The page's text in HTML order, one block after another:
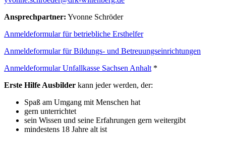
Ansprechpartner: Yvonne Schröder
Anmeldeformular für betriebliche Ersthelfer
Anmeldeformular für Bildungs- und Betreuungseinrichtungen
Anmeldeformular Unfallkasse Sachsen Anhalt *
Erste Hilfe Ausbilder kann jeder werden, der:
Spaß am Umgang mit Menschen hat
gern unterrichtet
sein Wissen und seine Erfahrungen gern weitergibt
mindestens 18 Jahre alt ist